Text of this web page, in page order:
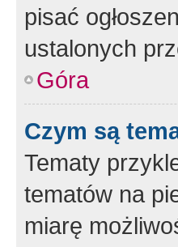
pisać
ustalonych
Góra
Czym są
Tematy
tematów na
miarę